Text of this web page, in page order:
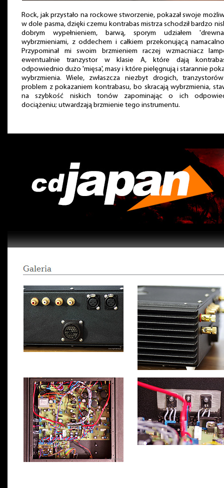
Rock, jak przystało na rockowe stworzenie, pokazał swoje
w dole pasma, dzięki czemu kontrabas mistrza schodził bardzo
dobrym wypełnieniem, barwą, sporym udziałem
wybrzmieniami, z oddechem i całkiem przekonującą
Przypominał mi swoim brzmieniem raczej wzmacniacz
ewentualnie tranzystor w klasie A, które dają
odpowiednio dużo 'mięsa', masy i które pielęgnują i starannie
wybrzmienia. Wiele, zwłaszcza niezbyt drogich,
problem z pokazaniem kontrabasu, bo skracają wybrzmienia,
na szybkość niskich tonów zapominając o ich
dociążeniu; utwardzają brzmienie tego instrumentu.